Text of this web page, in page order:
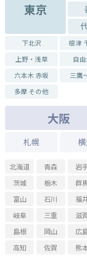
2025.04.22 - 2025.04.27
FUMIHIKO SUZUKI
山本春花 写真展 「MY LOVE is
2025.04.22 - 2025.04.27
山田尚一郎 木口木版画展
-Charity Exhibition- 第18回サ
2025.03.18 - 2025.03.23
アマンダさんとまどろむ版画展
書と銅版画(メゾチント) ～風
早稲田大学写真部卒業制作
2025.02.25 - 2025.03.02
2025.03.04 - 2025.03.09
Print on and on 女子美術大
2025.03.04 - 2025.03.09
From home, 2021 NAOYUKI
東京
下北沢 根津
上野・浅草
自
六本木 赤坂
三鷹
多摩 その他
大阪
札幌
北海道 青森 岩
茨城
栃木 群
富山
石川 福
岐阜
三重 滋
島根
岡山 広
高知
佐賀 熊